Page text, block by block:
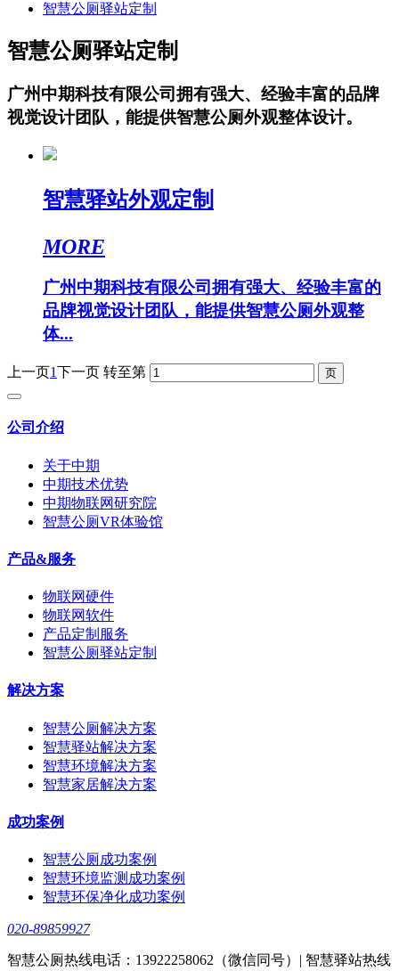
智慧公厕驿站定制
智慧公厕驿站定制
广州中期科技有限公司拥有强大、经验丰富的品牌
视觉设计团队，能提供智慧公厕外观整体设计。
智慧驿站外观定制
MORE
广州中期科技有限公司拥有强大、经验丰富的
品牌视觉设计团队，能提供智慧公厕外观整
体...
上一页1下一页 转至第
公司介绍
关于中期
中期技术优势
中期物联网研究院
智慧公厕VR体验馆
产品&服务
物联网硬件
物联网软件
产品定制服务
智慧公厕驿站定制
解决方案
智慧公厕解决方案
智慧驿站解决方案
智慧环境解决方案
智慧家居解决方案
成功案例
智慧公厕成功案例
智慧环境监测成功案例
智慧环保净化成功案例
020-89859927
智慧公厕热线电话：13922258062（微信同号）| 智慧驿站热线